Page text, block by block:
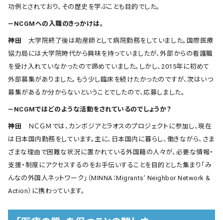
功例とされており、その歴史を学ぶことも目的でした。
―NCGMへの入職のきっかけは。
神田
大学院終了後は助産師として病院勤務をしていました。国際医療
協力局には大学院時代から興味を持っていましたが、外部からの看護職
を受け入れていなかったので諦めていました。しかし、2015年に初めて
外部募集がありました。もう少し臨床を続けたかったのですが、次はいつ
募集があるか分からないということでしたので、応募しました。
―NCGMではどのような活動をされているのでしょうか？
神田
ＮＣＧＭでは、カンボジアとラオスのプロジェクトに参加し、現在
は日本国内勤務をしています。主に、日本国内に暮らし、働きながら、さま
ざまな理由で困難な状況に置かれている外国籍の人々が、必要な情報・
支援・制度にアクセスするのをお手伝いすることを目的とした集まり「み
んなの外国人ネットワーク」（MINNA：Migrants’ Neighbor Network &
Action）に携わっています。